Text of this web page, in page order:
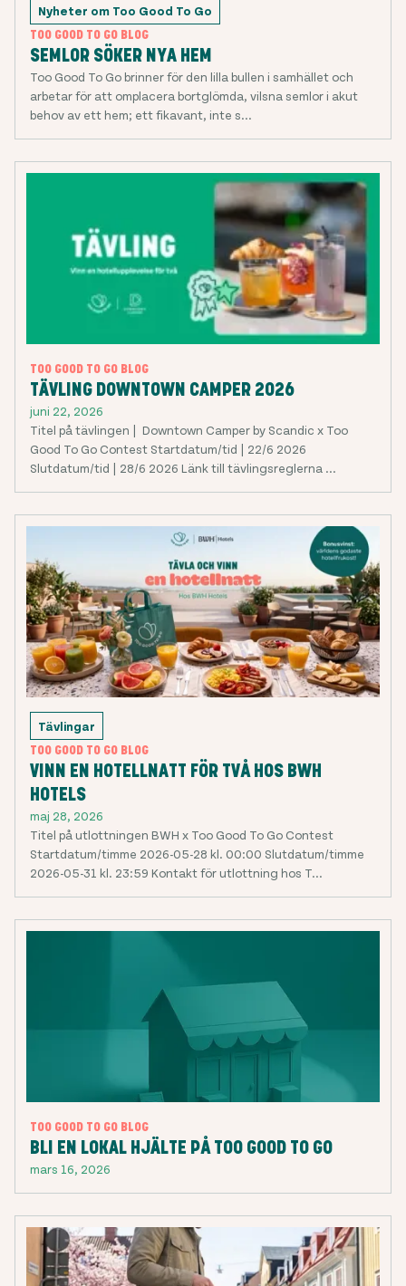
Nyheter om Too Good To Go
TOO GOOD TO GO BLOG
SEMLOR SÖKER NYA HEM
Too Good To Go brinner för den lilla bullen i samhället och
arbetar för att omplacera bortglömda, vilsna semlor i akut
behov av ett hem; ett fikavant, inte s...
TOO GOOD TO GO BLOG
TÄVLING DOWNTOWN CAMPER 2026
juni 22, 2026
Titel på tävlingen | Downtown Camper by Scandic x Too
Good To Go Contest Startdatum/tid | 22/6 2026
Slutdatum/tid | 28/6 2026 Länk till tävlingsreglerna ...
Tävlingar
TOO GOOD TO GO BLOG
VINN EN HOTELLNATT FÖR TVÅ HOS BWH
HOTELS
maj 28, 2026
Titel på utlottningen BWH x Too Good To Go Contest
Startdatum/timme 2026-05-28 kl. 00:00 Slutdatum/timme
2026-05-31 kl. 23:59 Kontakt för utlottning hos T...
TOO GOOD TO GO BLOG
BLI EN LOKAL HJÄLTE PÅ TOO GOOD TO GO
mars 16, 2026